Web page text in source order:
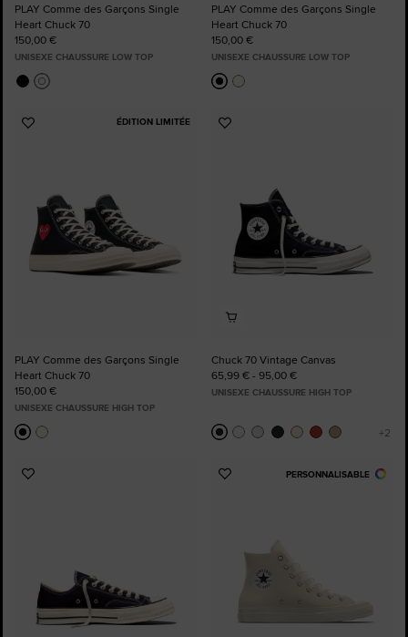
PLAY Comme des Garçons Single
Heart Chuck 70
150,00 €
UNISEXE CHAUSSURE LOW TOP
PLAY Comme des Garçons Single
Heart Chuck 70
150,00 €
UNISEXE CHAUSSURE LOW TOP
ÉDITION LIMITÉE
Ajouter
PLAY Comme des Garçons Single
Heart Chuck 70
150,00 €
UNISEXE CHAUSSURE HIGH TOP
Ajouter
Chuck 70 Vintage Canvas
65,99 € - 95,00 €
UNISEXE CHAUSSURE HIGH TOP
Ajouter
PERSONNALISABLE
Ajouter